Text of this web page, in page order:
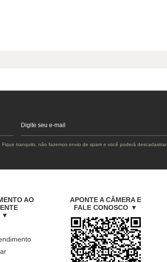
tranquilo, não fazemos envio de spam e você poderá
AO
APONTE A CÂMERA E
FALE CONOSCO